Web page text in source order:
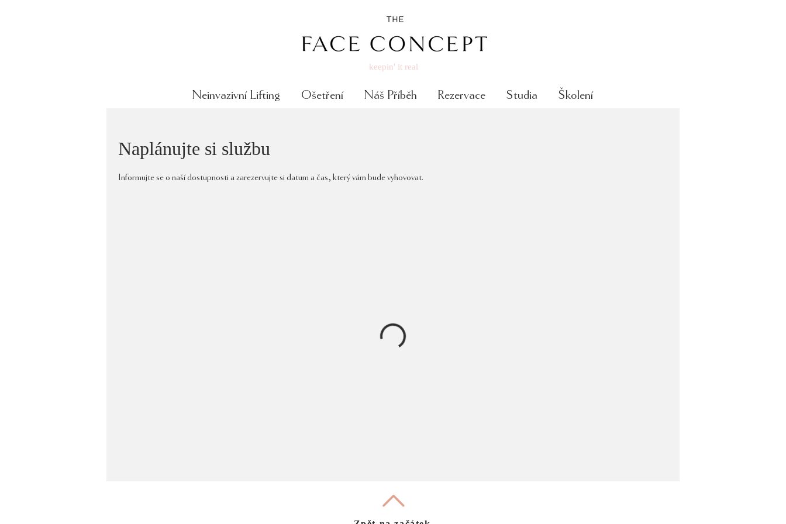
keepin' it real
Neinvazivní Lifting Ošetření Náš Příběh Rezervace Studia Školení
Naplánujte si službu
Informujte se o naší dostupnosti a zarezervujte si datum a čas, který vám bude vyhovovat.